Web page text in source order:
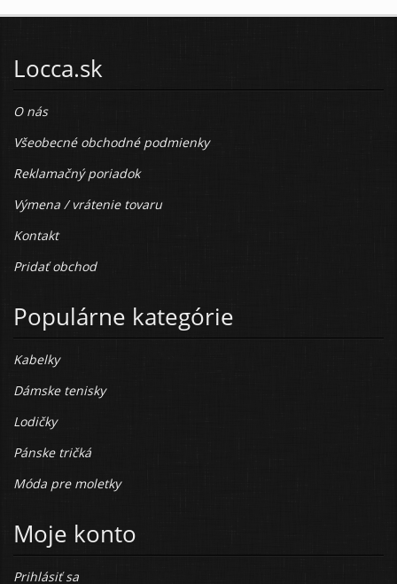
Locca.sk
O nás
Všeobecné obchodné podmienky
Reklamačný poriadok
Výmena / vrátenie tovaru
Kontakt
Pridať obchod
Populárne kategórie
Kabelky
Dámske tenisky
Lodičky
Pánske tričká
Móda pre moletky
Moje konto
Prihlásiť sa